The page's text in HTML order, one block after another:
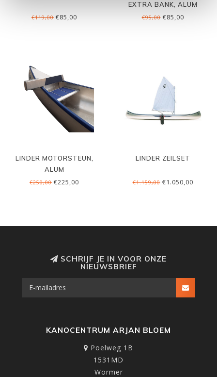
€119,00 €85,00
EXTRA BANK, ALUM
€95,00€85,00
LINDER MOTORSTEUN,
ALUM
€250,00 €225,00
LINDER ZEILSET
€1.159,00€1.050,00
SCHRIJF JE IN VOOR ONZE
NIEUWSBRIEF
KANOCENTRUM ARJAN BLOEM
Poelweg 1B
1531MD
Wormer